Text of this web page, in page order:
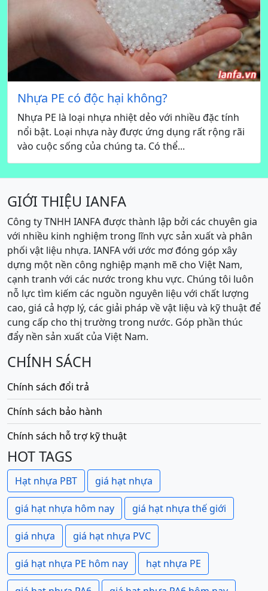
Nhựa PE có độc hại không?
Nhựa PE là loại nhựa nhiệt dẻo với nhiều đặc tính
nổi bật. Loại nhựa này được ứng dụng rất rộng rãi
vào cuộc sống của chúng ta. Có thể...
GIỚI THIỆU IANFA
Công ty TNHH IANFA được thành lập bởi các chuyên gia
với nhiều kinh nghiệm trong lĩnh vực sản xuất và phân
phối vật liệu nhựa. IANFA với ước mơ đóng góp xây
dựng một nền công nghiệp mạnh mẽ cho Việt Nam,
cạnh tranh với các nước trong khu vực. Chúng tôi luôn
nỗ lực tìm kiếm các nguồn nguyên liệu với chất lượng
cao, giá cả hợp lý, các giải pháp về vật liệu và kỹ thuật để
cung cấp cho thị trường trong nước. Góp phần thúc
đẩy nền sản xuất của Việt Nam.
CHÍNH SÁCH
Chính sách đổi trả
Chính sách bảo hành
Chính sách hỗ trợ kỹ thuật
HOT TAGS
Hạt nhựa PBT giá hạt nhựa
giá hạt nhựa hôm nay giá hạt nhựa thế giới
giá nhựa giá hạt nhựa PVC
giá hạt nhựa PE hôm nay hạt nhựa PE